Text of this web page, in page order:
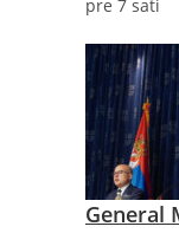
pre 7 sati
General